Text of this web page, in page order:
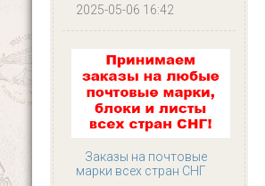
2025-05-06 16:42
Заказы на почтовые
марки всех стран СНГ